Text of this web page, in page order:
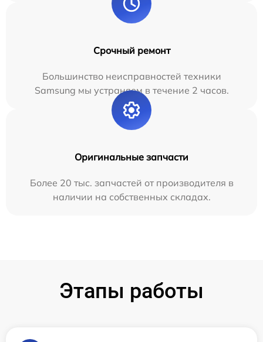
Срочный ремонт
Большинство неисправностей техники
Samsung мы устраняем в течение 2 часов.
Оригинальные запчасти
Более 20 тыс. запчастей от производителя в
наличии на собственных складах.
Этапы работы